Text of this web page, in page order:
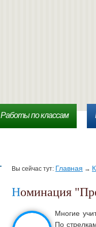
Работы по классам
Вы сейчас тут: Главная →
Номинация
Многие
По